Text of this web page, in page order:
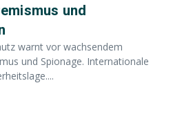
und
warnt vor wachsendem
und Spionage. Internationale